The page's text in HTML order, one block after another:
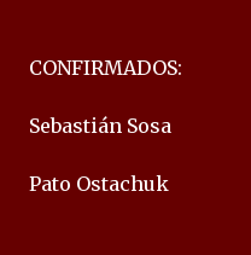
CONFIRMADOS:
Sebastián Sosa
Pato Ostachuk